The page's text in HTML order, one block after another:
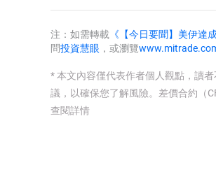
注：如需轉載 《【今日要聞】美伊達
問投資慧眼 ，或瀏覽
* 本文內容僅代表作者個人觀點，讀
議，以確保您了解風險。 差價合約（
查閱詳情